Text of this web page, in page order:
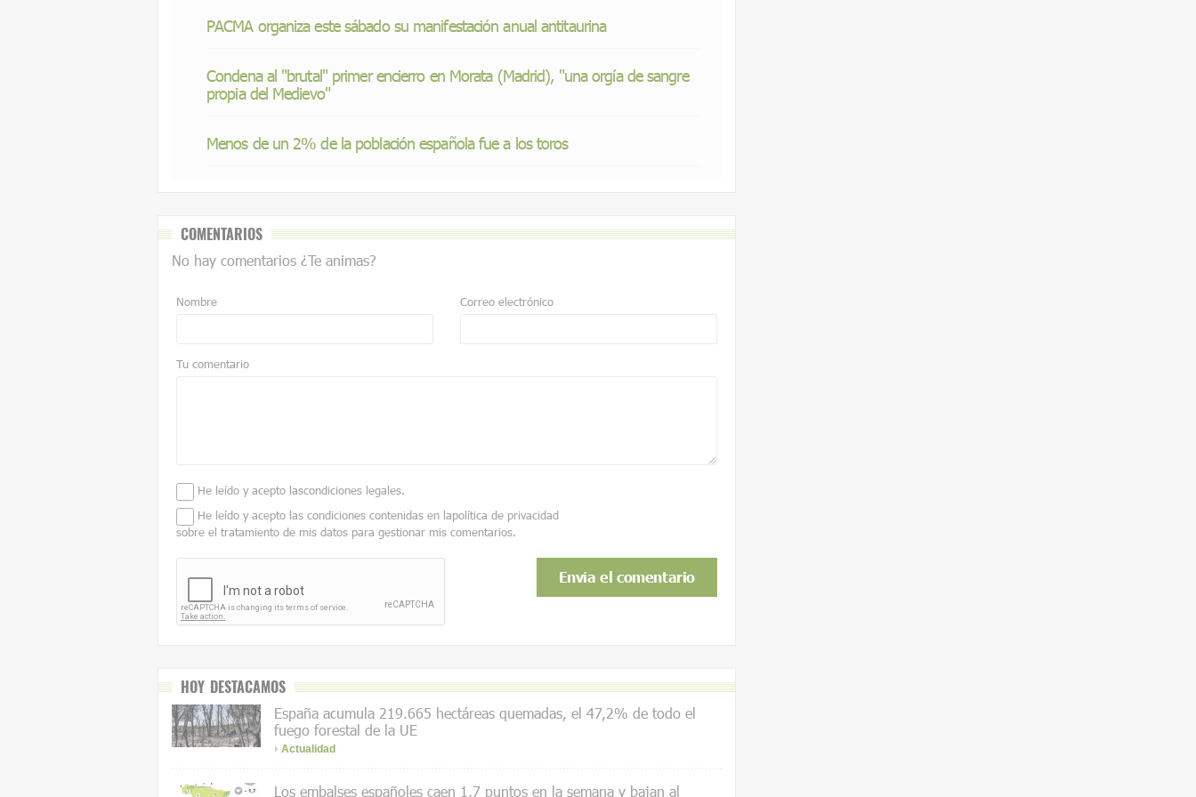
PACMA organiza este sábado su manifestación anual antitaurina
Condena al "brutal" primer encierro en Morata (Madrid), "una orgía de sangre
propia del Medievo"
Menos de un 2% de la población española fue a los toros
COMENTARIOS
No hay comentarios ¿Te animas?
Nombre Correo electrónico
Tu comentario
He leído y acepto lascondiciones legales.
He leído y acepto las condiciones contenidas en lapolítica de privacidad
sobre el tratamiento de mis datos para gestionar mis comentarios.
HOY DESTACAMOS
España acumula 219.665 hectáreas quemadas, el 47,2% de todo el
fuego forestal de la UE
Actualidad
Los embalses españoles caen 1,7 puntos en la semana y bajan al